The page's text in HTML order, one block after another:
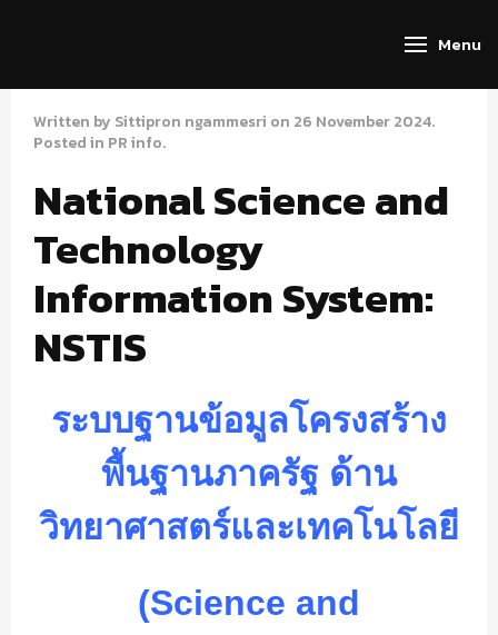
Menu
Written by Sittipron ngammesri on 26 November 2024.
Posted in PR info.
National Science and
Technology
Information System:
NSTIS
ระบบฐานข้อมูลโครงสร้าง
พื้นฐานภาครัฐ ด้าน
วิทยาศาสตร์และเทคโนโลยี
(Science and